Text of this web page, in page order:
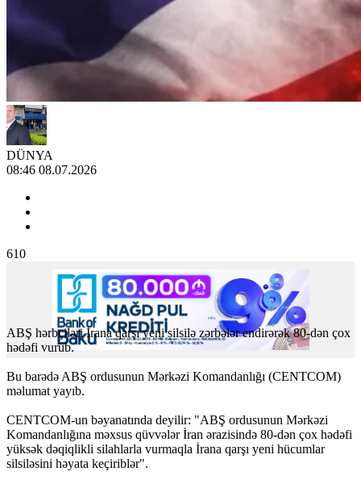
DÜNYA
08:46 08.07.2026
610
ABŞ hərbçiləri İrana qarşı yeni silsilə zərbələr endirərək 80-dən çox
hədəfi vurub.
Bu barədə ABŞ ordusunun Mərkəzi Komandanlığı (CENTCOM)
məlumat yayıb.
CENTCOM-un bəyanatında deyilir: "ABŞ ordusunun Mərkəzi
Komandanlığına məxsus qüvvələr İran ərazisində 80-dən çox hədəfi
yüksək dəqiqlikli silahlarla vurmaqla İrana qarşı yeni hücumlar
silsiləsini həyata keçiriblər".